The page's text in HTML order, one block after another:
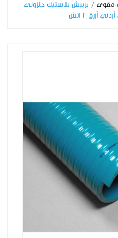
مقوى
بربيش بلاستيك حلزوني
أزرق 2 انش